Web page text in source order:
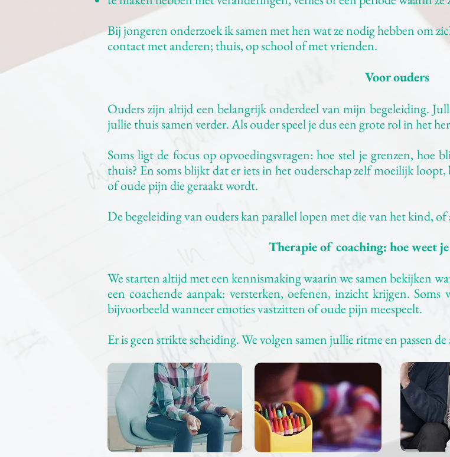
Bij jongeren onderzoek ik samen met hen wat ze nodig hebben om
contact met anderen; thuis, op school of met vrienden.
Voor ouders
Ouders zijn altijd een belangrijk onderdeel van mijn begeleiding.
jullie thuis samen verder. Als ouder speel je dus een grote rol in het
Soms ligt de focus op opvoedingsvragen: hoe stel je grenzen,
thuis? En soms blijkt dat er iets in het ouderschap zelf moeilijk
of oude pijn die geraakt wordt.
De begeleiding van ouders kan parallel lopen met die van het kind,
Therapie of coaching: hoe weet
We starten altijd met een kennismaking waarin we samen bekijken
een coachende aanpak: versterken, oefenen, inzicht krijgen.
bijvoorbeeld wanneer emoties vastzitten of oude pijn meespeelt.
Er is geen strikte scheiding. We volgen samen jullie ritme en passen